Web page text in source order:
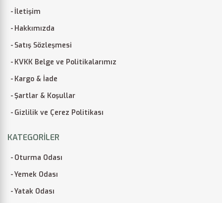
İletişim
Hakkımızda
Satış Sözleşmesi
KVKK Belge ve Politikalarımız
Kargo & İade
Şartlar & Koşullar
Gizlilik ve Çerez Politikası
KATEGORILER
Oturma Odası
Yemek Odası
Yatak Odası